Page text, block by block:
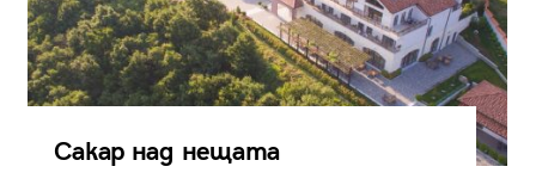
Сакар над нещата